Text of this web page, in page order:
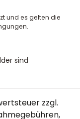
und es gelten die
.
sind
zzgl.